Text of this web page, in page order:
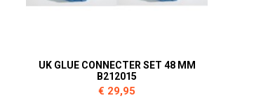
UK GLUE CONNECTER SET 48 MM
B212015
Prijs
€ 29,95